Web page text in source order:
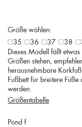
Größe wählen:
35
36 37 38
Dieses Modell fällt
Größen stehen,
herausnehmbare
Fußbett für breitere
werden.
Größentabelle
Pond f